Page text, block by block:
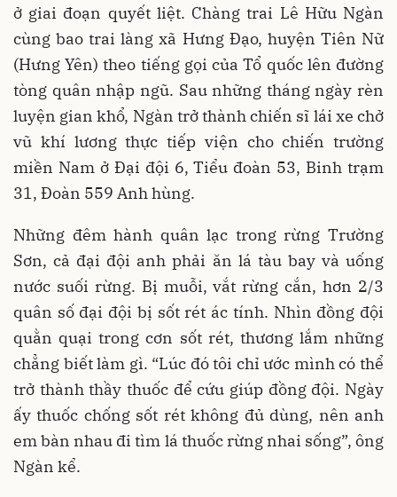
ở giai đoạn quyết liệt. Chàng trai Lê Hữu Ngàn
cùng bao trai làng xã Hưng Đạo, huyện Tiên Nữ
(Hưng Yên) theo tiếng gọi của Tổ quốc lên đường
tòng quân nhập ngũ. Sau những tháng ngày rèn
luyện gian khổ, Ngàn trở thành chiến sĩ lái xe chở
vũ khí lương thực tiếp viện cho chiến trường
miền Nam ở Đại đội 6, Tiểu đoàn 53, Binh trạm
31, Đoàn 559 Anh hùng.
Những đêm hành quân lạc trong rừng Trường
Sơn, cả đại đội anh phải ăn lá tàu bay và uống
nước suối rừng. Bị muỗi, vắt rừng cắn, hơn 2/3
quân số đại đội bị sốt rét ác tính. Nhìn đồng đội
quằn quại trong cơn sốt rét, thương lắm những
chẳng biết làm gì. “Lúc đó tôi chỉ ước mình có thể
trở thành thầy thuốc để cứu giúp đồng đội. Ngày
ấy thuốc chống sốt rét không đủ dùng, nên anh
em bàn nhau đi tìm lá thuốc rừng nhai sống”, ông
Ngàn kể.